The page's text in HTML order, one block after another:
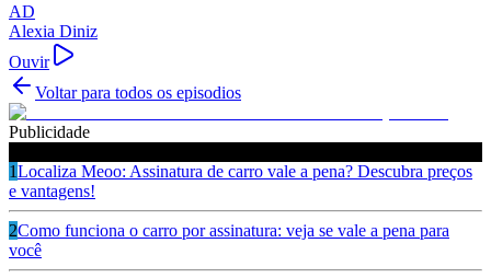
AD
Alexia Diniz
Ouvir
Voltar para todos os episodios
Publicidade
1Localiza Meoo: Assinatura de carro vale a pena? Descubra preços
e vantagens!
2Como funciona o carro por assinatura: veja se vale a pena para
você